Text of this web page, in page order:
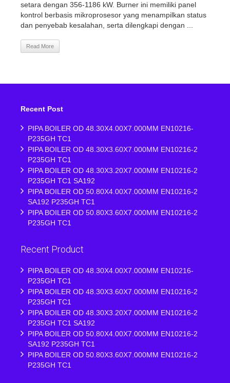
setara dengan 356-1186 kW. Burner ini memiliki panel
kontrol berbasis mikroprosesor yang menampilkan status
dan penyebab kesalahan, serta dilengkapi dengan ...
Read More
Recent Post
PIPA BOILER OD 48.30X4.00X7.000MM EN10216-
P235GH TC1
PIPA BOILER OD 48.30X3.60X7.000MM EN10216-2
P235GH TC1
PIPA BOILER OD 48.30X3.20X7.000MM EN10216-2
P235GH TC1 SA192
PIPA BOILER OD 50.80X4.00X7.000MM EN10216-2
SA192 P235GH TC1
PIPA BOILER OD 50.80X3.60X7.000MM EN10216-2
P235GH TC1
Recent Product
PIPA BOILER OD 48.30X4.00X7.000MM EN10216-
P235GH TC1
PIPA BOILER OD 48.30X3.60X7.000MM EN10216-2
P235GH TC1
PIPA BOILER OD 48.30X3.20X7.000MM EN10216-2
P235GH TC1 SA192
PIPA BOILER OD 50.80X4.00X7.000MM EN10216-2
SA192 P235GH TC1
PIPA BOILER OD 50.80X3.60X7.000MM EN10216-2
P235GH TC1